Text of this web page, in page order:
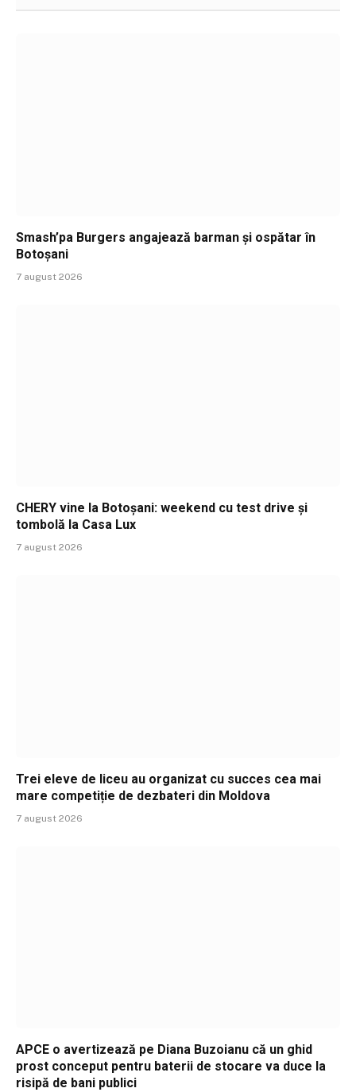
Smash’pa Burgers angajează barman și ospătar în
Botoșani
7 august 2026
CHERY vine la Botoșani: weekend cu test drive și
tombolă la Casa Lux
7 august 2026
Trei eleve de liceu au organizat cu succes cea mai
mare competiție de dezbateri din Moldova
7 august 2026
APCE o avertizează pe Diana Buzoianu că un ghid
prost conceput pentru baterii de stocare va duce la
risipă de bani publici